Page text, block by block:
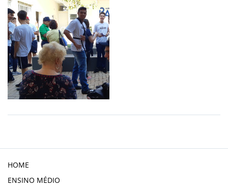
HOME
ENSINO MÉDIO